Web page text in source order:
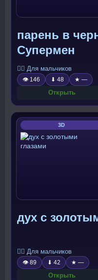
парень в
Супермен
🧍‍♂️ Для мальчиков
👁 146 ⬇ 48 ★ —
Открыть
3D
дух с
🧍‍♂️ Для мальчиков
👁 89 ⬇ 42 ★ —
Открыть